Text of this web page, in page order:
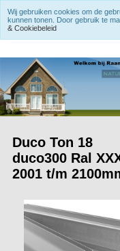
Duco Ton 18
duco300 Ral
2001 t/m
Wij gebruiken cookies om de
kunnen tonen. Door gebruik te
& Cookiebeleid